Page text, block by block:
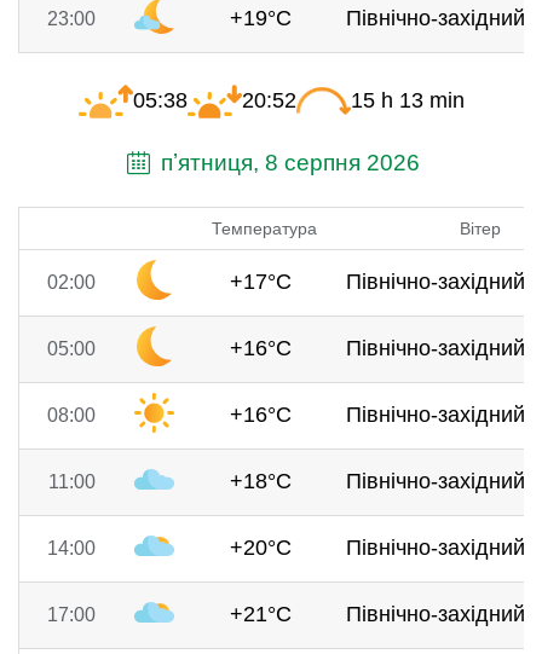
23:00 +19°C Північно-
05:38 20:52 15 h 13 min
пʼятниця, 8 серпня 2026
Температура Вітер
02:00 +17°C Північно-
05:00 +16°C Північно-
08:00 +16°C Північно-
11:00 +18°C Північно-
14:00 +20°C Північно-
17:00 +21°C Північно-